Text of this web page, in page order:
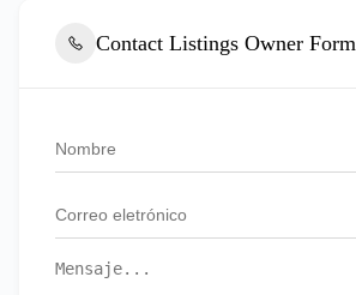
Contact Listings Owner Form